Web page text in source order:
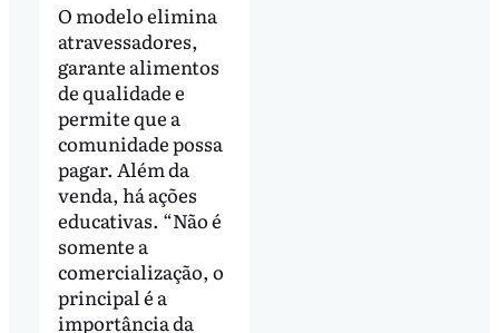
O modelo elimina
atravessadores,
garante alimentos
de qualidade e
permite que a
comunidade possa
pagar. Além da
venda, há ações
educativas. “Não é
somente a
comercialização, o
principal é a
importância da